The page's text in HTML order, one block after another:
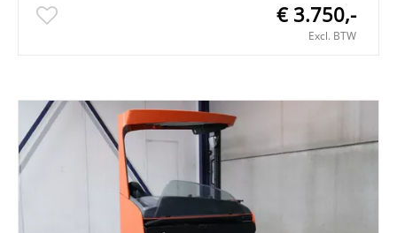
€ 3.750,-
Excl. BTW